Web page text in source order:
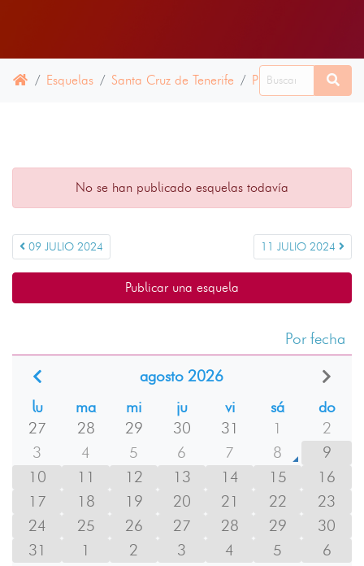
Esquelas Santa Cruz de Tenerife Pinar de El Hierro,
No se han publicado esquelas todavía
09 JULIO 2024 11 JULIO 2024
Publicar una esquela
Por fecha
agosto 2026
lu
ma mi ju vi sá
do
27
28 29 30 31 1
2
3
4 5 6 7 8
9
10
11 12 13 14 15
16
17
18 19 20 21 22
23
24
25 26 27 28 29
30
31
1 2 3 4 5 6